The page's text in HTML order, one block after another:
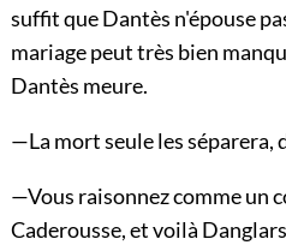
suffit que Dantès n'épouse
mariage peut très bien
Dantès meure.
—La mort seule les séparera,
—Vous raisonnez comme un
Caderousse, et voilà